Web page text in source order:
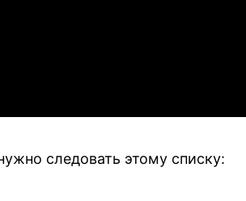
следовать этому списку: